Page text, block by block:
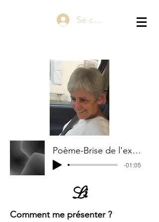
Se connecter
Poème-Brise de l'extase de Li
-01:05
Li
Comment me présenter ?